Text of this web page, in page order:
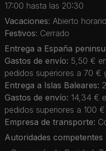
17:00 hasta las 20:30
Vacaciones: Abierto
Festivos: Cerrado
Entrega a España
Gastos de envío: 5,50 €
pedidos superiores a 70 €
Entrega a Islas Baleares:
Gastos de envío: 14,34 €
pedidos superiores a 100
Empresa de transporte:
Autoridades competentes